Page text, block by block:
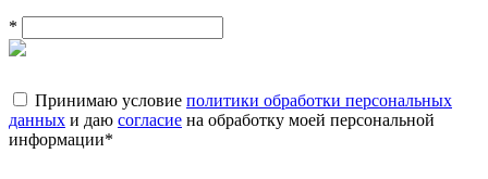
*
Принимаю условие политики обработки персональных
данных и даю согласие на обработку моей персональной
информации*